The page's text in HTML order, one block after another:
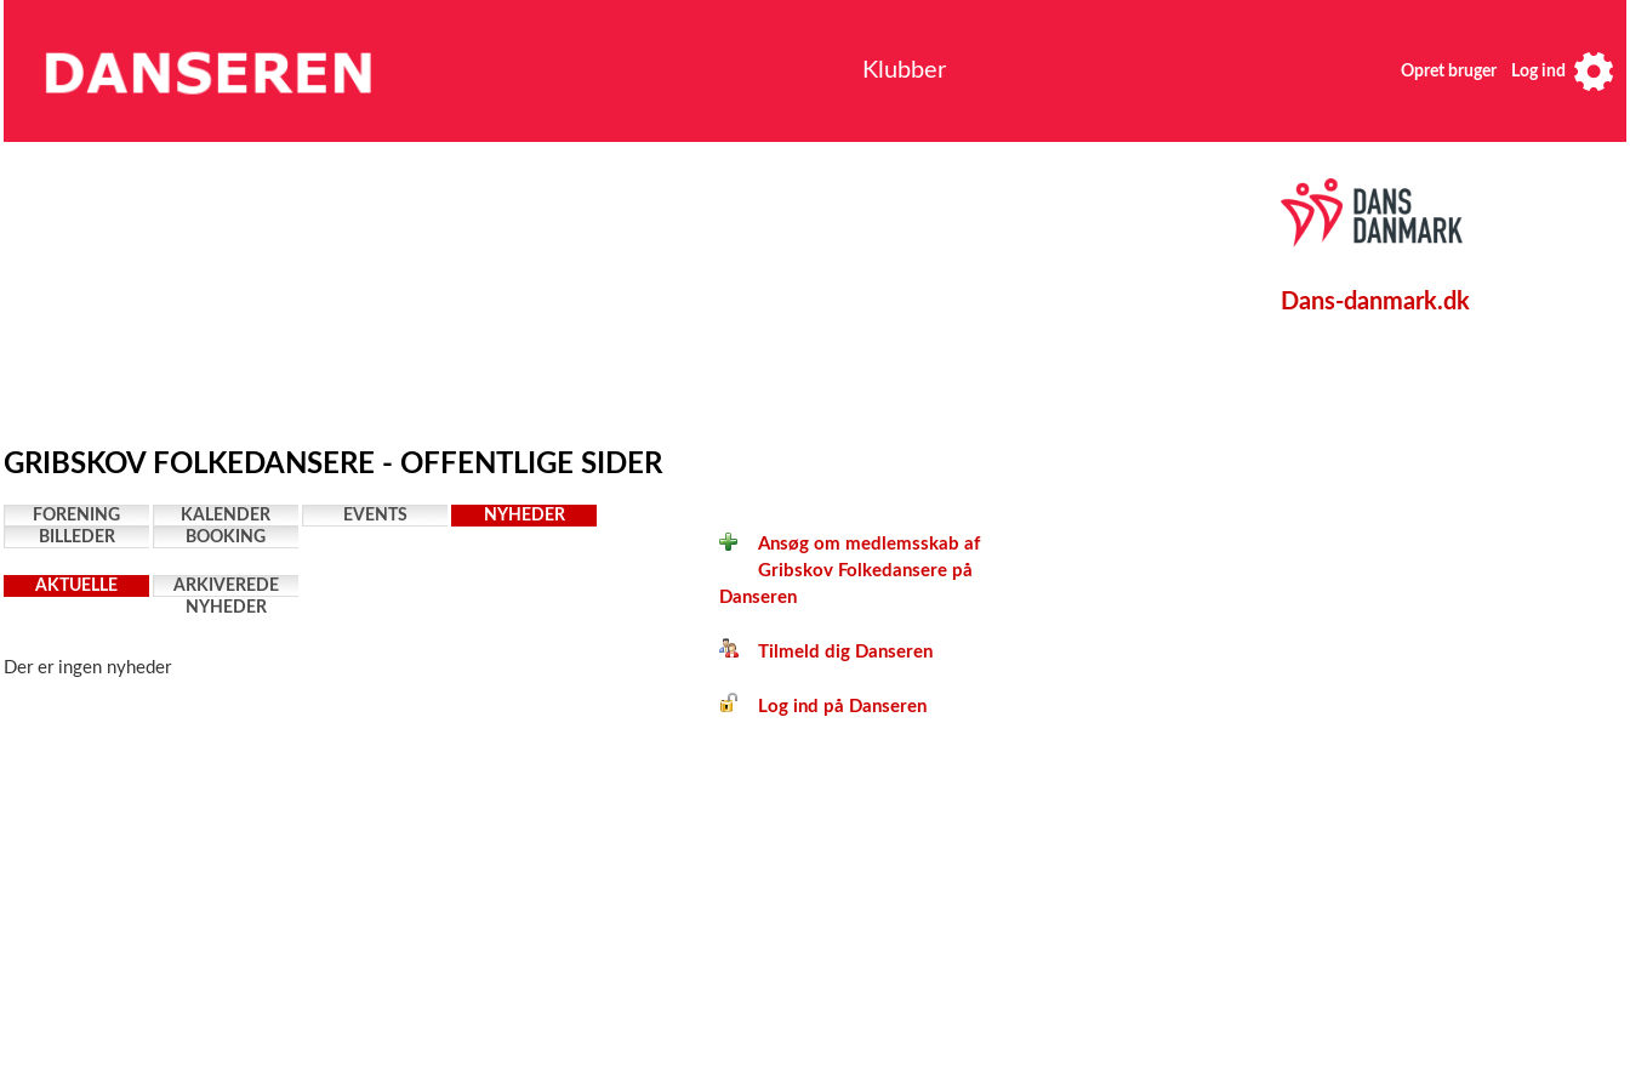
Klubber Opret bruger Log ind
GRIBSKOV FOLKEDANSERE - OFFENTLIGE SIDER
FORENING KALENDER EVENTS
NYHEDER
BILLEDER
BOOKING
AKTUELLE
ARKIVEREDE
NYHEDER
Der er ingen nyheder
Ansøg om medlemsskab af
Gribskov Folkedansere på
Danseren
Tilmeld dig Danseren
Log ind på Danseren
Dans-danmark.dk